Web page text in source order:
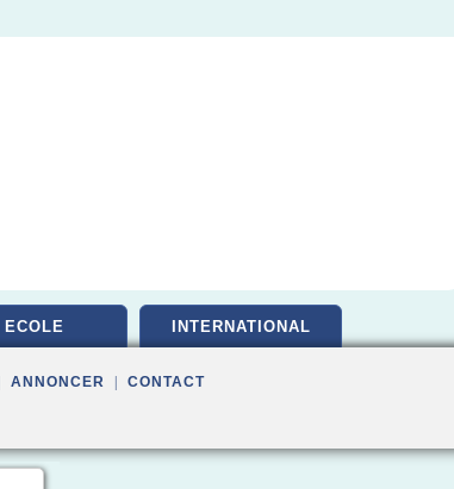
ECOLE INTERNATIONAL
ANNONCER CONTACT